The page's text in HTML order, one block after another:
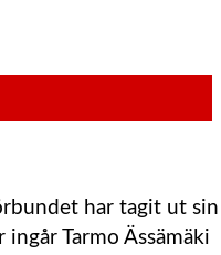
har tagit ut sin
Tarmo Ässämäki